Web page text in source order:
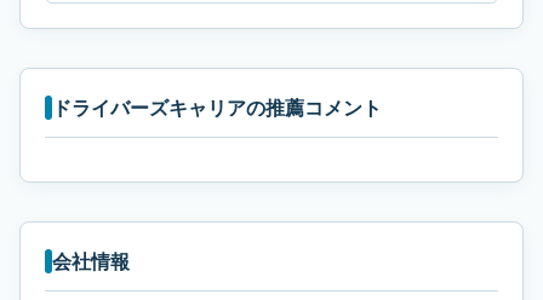
ドライバーズキャリアの推薦コメント
会社情報